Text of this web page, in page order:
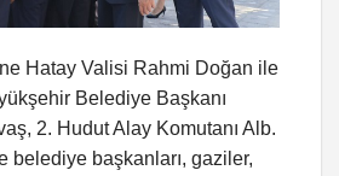
Hatay Valisi Rahmi Doğan ile
Belediye Başkanı
2. Hudut Alay Komutanı Alb.
belediye başkanları, gaziler,